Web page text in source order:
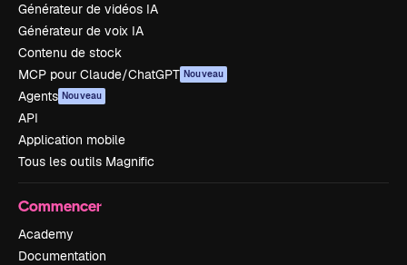
Générateur de vidéos IA
Générateur de voix IA
Contenu de stock
MCP pour Claude/ChatGPT Nouveau
Agents Nouveau
API
Application mobile
Tous les outils Magnific
Commencer
Academy
Documentation